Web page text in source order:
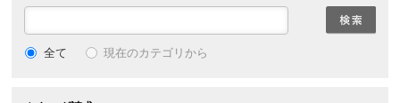
全て 現在のカテゴリから